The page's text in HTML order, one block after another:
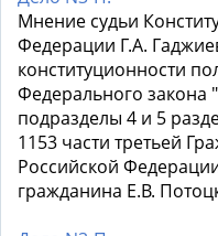
Мнение судьи
Федерации Г.А.
конституционности
Федерального закона
подразделы 4 и 5
1153 части третьей
Российской
гражданина Е.В.